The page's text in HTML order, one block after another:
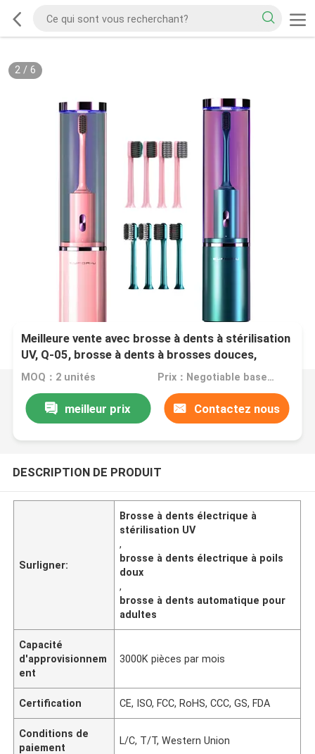
2/ 6
Meilleure vente avec brosse à dents à stérilisation
UV, Q-05, brosse à dents à brosses douces,
brosse à dents électrique automatique pour
MOQ：2 unités Prix：Negotiable based on order lot quantity
meilleur prix Contactez nous
DESCRIPTION DE PRODUIT
Surligner:
Brosse à dents électrique à
stérilisation UV
,
brosse à dents électrique à poils
doux
,
brosse à dents automatique pour
adultes
Capacité
d'approvisionnem
ent
3000K pièces par mois
Certification CE, ISO, FCC, RoHS, CCC, GS, FDA
Conditions de
paiement
L/C, T/T, Western Union